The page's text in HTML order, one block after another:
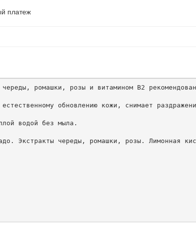
платеж
ромашки, розы и витамином В2
обновлению кожи, снимает
водой без мыла.
Экстракты череды, ромашки, розы. Лимонная